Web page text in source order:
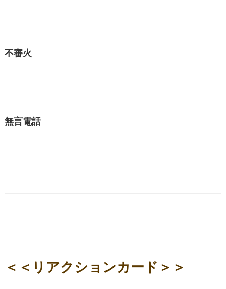
不審火
無言電話
＜＜リアクションカード＞＞